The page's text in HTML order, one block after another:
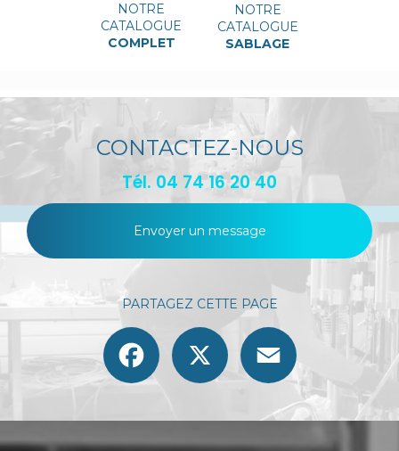
NOTRE
CATALOGUE
COMPLET
NOTRE
CATALOGUE
SABLAGE
CONTACTEZ-NOUS
Tél. 04 74 16 20 40
Envoyer un message
PARTAGEZ CETTE PAGE
Facebook